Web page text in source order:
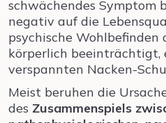
schwächendes Symptom
negativ auf die
psychische Wohlbefinden
körperlich beeinträchtigt,
verspannten Nacken-
Meist beruhen die
des Zusammenspiels